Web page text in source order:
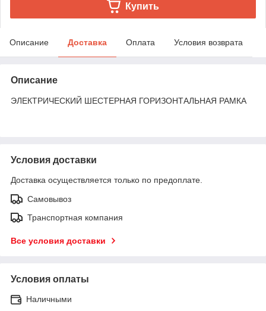
Купить
Описание Доставка Оплата Условия возврата
Описание
ЭЛЕКТРИЧЕСКИЙ ШЕСТЕРНАЯ ГОРИЗОНТАЛЬНАЯ РАМКА
Условия доставки
Доставка осуществляется только по предоплате.
Самовывоз
Транспортная компания
Все условия доставки
Условия оплаты
Наличными